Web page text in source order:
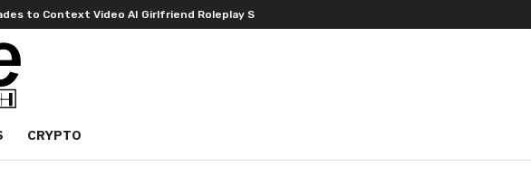
AI Girlfriend Roleplay Systems Real Stories, Real Hearts: Raven Austen’s
CRYPTO